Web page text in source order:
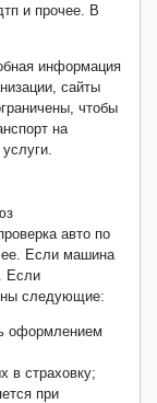
и прочее. В
информация
сайты
чтобы
на
авто по
Если машина
Если
следующие:
оформлением
в страховку;
при